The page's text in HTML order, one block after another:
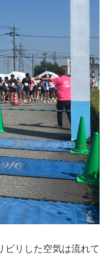
ピリした空気は流れて